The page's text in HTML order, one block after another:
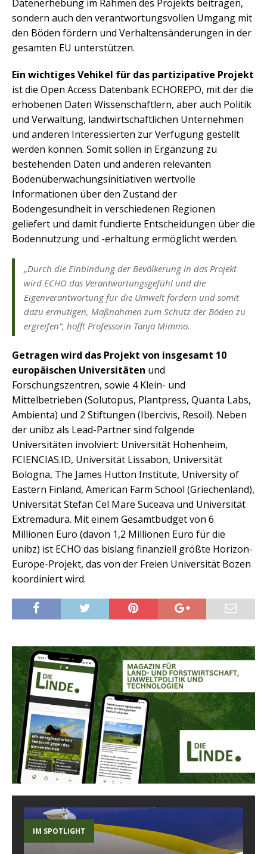
Datenerhebung im Rahmen des Projekts beitragen,
sondern auch den verantwortungsvollen Umgang mit
den Böden fördern und Verhaltensänderungen in der
gesamten EU unterstützen.
Ein wichtiges Vehikel für das partizipative Projekt
ist die Open Access Datenbank ECHOREPO, mit der die
erhobenen Daten Wissenschaftlern, aber auch Politik
und Verwaltung, landwirtschaftlichen Unternehmen
und anderen Interessierten zur Verfügung gestellt
werden können. Somit sollen in Ergänzung zu
bestehenden Daten und anderen relevanten
Bodenüberwachungsinitiativen wertvolle
Informationen über den Zustand der
Bodengesundheit in verschiedenen Regionen
geliefert und damit fundierte Entscheidungen über die
Bodennutzung und -erhaltung ermöglicht werden.
„Durch die Einbindung der Bevölkerung in das Projekt
wird ECHO das Verantwortungsgefühl und die
Eigenverantwortung für die Umwelt fördern und somit
dazu ermutigen, Maßnahmen zum Schutz der Böden zu
ergreifen“, hofft Professorin Tanja Mimmo.
Getragen wird das Projekt von insgesamt 10
europäischen Universitäten und
Forschungszentren, sowie 4 Klein- und
Mittelbetrieben (Solutopus, Plantpress, Quanta Labs,
Ambienta) und 2 Stiftungen (Ibercivis, Resoil). Neben
der unibz als Lead-Partner sind folgende
Universitäten involviert: Universität Hohenheim,
FCIENCIAS.ID, Universität Lissabon, Universität
Bologna, The James Hutton Institute, University of
Eastern Finland, American Farm School (Griechenland),
Universität Stefan Cel Mare Suceava und Universität
Extremadura. Mit einem Gesamtbudget von 6
Millionen Euro (davon 1,2 Millionen Euro für die
unibz) ist ECHO das bislang finanziell größte Horizon-
Europe-Projekt, das von der Freien Universität Bozen
koordiniert wird.
IM SPOTLIGHT